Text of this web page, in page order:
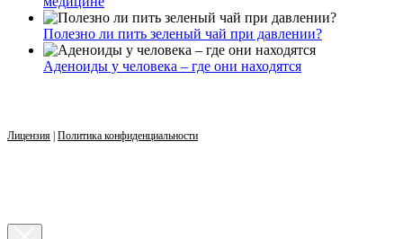
Полезно ли пить зеленый чай при давлении?
Аденоиды у человека – где они находятся
Лицензия Политика конфиденциальности